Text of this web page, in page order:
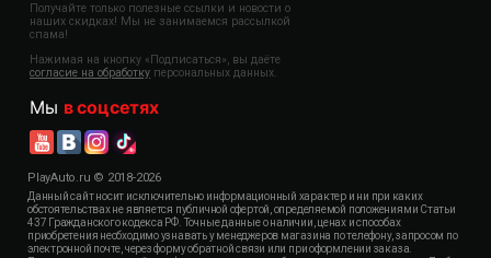
Получайте только полезные ссылки и новости о
наших скидках! Мы не занимаемся рассылкой
спама!
Нажимая на кнопку «Подписаться», вы даёте
согласие на обработку персональных данных.
Мы в соцсетях
PlayAuto.ru © 2018-2026
Данный сайт носит исключительно информационный характер и ни при каких
обстоятельствах не является публичной офертой, определяемой положениями Статьи
437 Гражданского кодекса РФ. Точные данные о наличии, ценах и способах
приобретения необходимо узнавать у менеджеров магазина по телефону, запросом по
электронной почте, через форму обратной связи или при оформлении заказа.